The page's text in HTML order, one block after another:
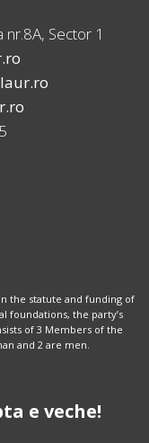
Sector 1
the statute and funding of
foundations, the party’s
of 3 Members of the
and 2 are men.
e veche!